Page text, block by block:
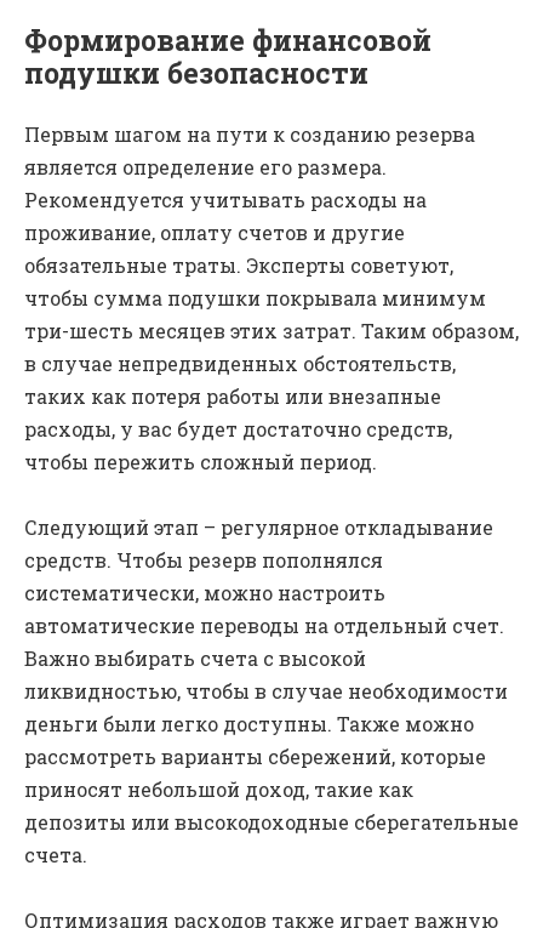
Формирование финансовой
подушки безопасности
Первым шагом на пути к созданию резерва
является определение его размера.
Рекомендуется учитывать расходы на
проживание, оплату счетов и другие
обязательные траты. Эксперты советуют,
чтобы сумма подушки покрывала минимум
три-шесть месяцев этих затрат. Таким образом,
в случае непредвиденных обстоятельств,
таких как потеря работы или внезапные
расходы, у вас будет достаточно средств,
чтобы пережить сложный период.
Следующий этап – регулярное откладывание
средств. Чтобы резерв пополнялся
систематически, можно настроить
автоматические переводы на отдельный счет.
Важно выбирать счета с высокой
ликвидностью, чтобы в случае необходимости
деньги были легко доступны. Также можно
рассмотреть варианты сбережений, которые
приносят небольшой доход, такие как
депозиты или высокодоходные сберегательные
счета.
Оптимизация расходов также играет важную